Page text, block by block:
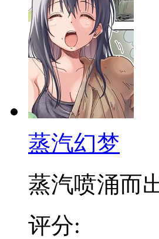
蒸汽幻梦
蒸汽喷涌而
评分: